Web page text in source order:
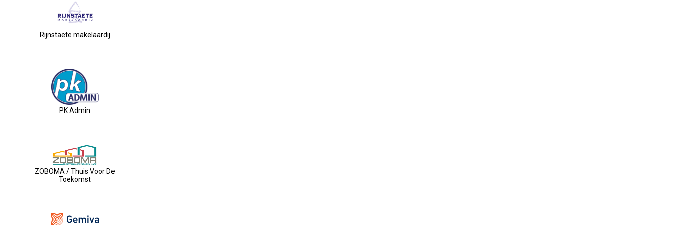
Rijnstaete makelaardij
PK Admin
ZOBOMA / Thuis Voor De
Toekomst